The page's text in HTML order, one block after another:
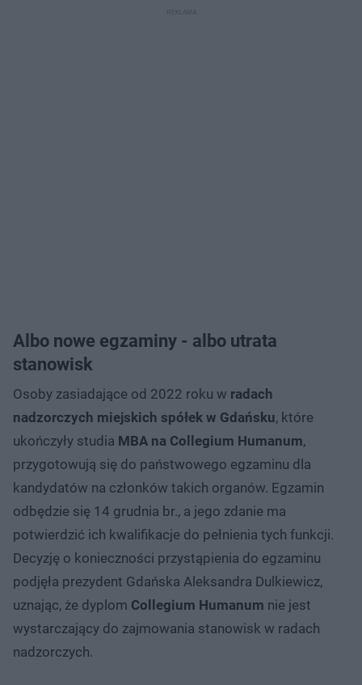
Albo nowe egzaminy - albo utrata
stanowisk
Osoby zasiadające od 2022 roku w radach
nadzorczych miejskich spółek w Gdańsku, które
ukończyły studia MBA na Collegium Humanum,
przygotowują się do państwowego egzaminu dla
kandydatów na członków takich organów. Egzamin
odbędzie się 14 grudnia br., a jego zdanie ma
potwierdzić ich kwalifikacje do pełnienia tych funkcji.
Decyzję o konieczności przystąpienia do egzaminu
podjęła prezydent Gdańska Aleksandra Dulkiewicz,
uznając, że dyplom Collegium Humanum nie jest
wystarczający do zajmowania stanowisk w radach
nadzorczych.